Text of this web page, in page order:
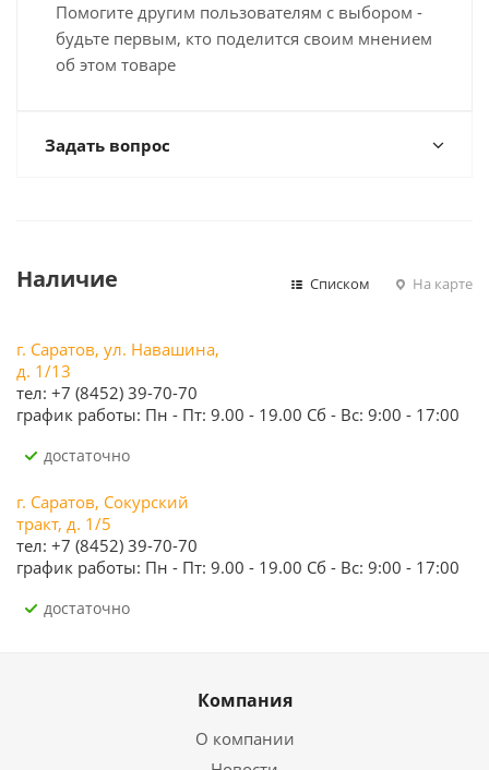
Помогите другим пользователям с выбором -
будьте первым, кто поделится своим мнением
об этом товаре
Задать вопрос
Наличие Списком На карте
г. Саратов, ул. Навашина,
д. 1/13
тел: +7 (8452) 39-70-70
график работы: Пн - Пт: 9.00 - 19.00 Сб - Вс: 9:00 - 17:00
Достаточно
г. Саратов, Сокурский
тракт, д. 1/5
тел: +7 (8452) 39-70-70
график работы: Пн - Пт: 9.00 - 19.00 Сб - Вс: 9:00 - 17:00
Достаточно
Компания
О компании